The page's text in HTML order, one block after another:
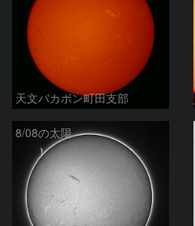
天文バカボン町田支部
8/08の太陽